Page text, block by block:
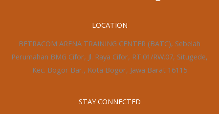
LOCATION
BETRACOM ARENA TRAINING CENTER (BATC), Sebelah
Perumahan BMG Cifor, Jl. Raya Cifor, RT.01/RW.07, Situgede,
Kec. Bogor Bar., Kota Bogor, Jawa Barat 16115
STAY CONNECTED